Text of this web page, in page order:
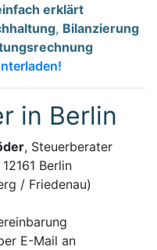
erklärt
, Bilanzierung
in Berlin
, Steuerberater
Berlin
/ Friedenau)
E-Mail an